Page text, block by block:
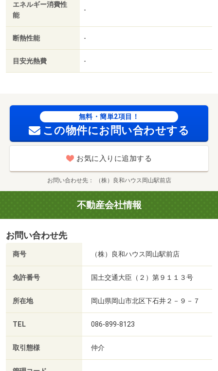
４２８４ｍ／岡山笹が瀬郵便局（郵便局）まで１２０５ｍ
／岡山商科大学附属図書館（図書館）まで９６１ｍ
エネルギー消費性
能
-
断熱性能 -
目安光熱費 -
無料・簡単2項目！
この物件にお問い合わせする
お気に入りに追加する
お問い合わせ先 （株）良和ハウス岡山駅前店
不動産会社情報
お問い合わせ先
商号 （株）良和ハウス岡山駅前店
免許番号 国土交通大臣（２）第９１１３号
所在地 岡山県岡山市北区下石井２－９－７
TEL 086-899-8123
取引態様 仲介